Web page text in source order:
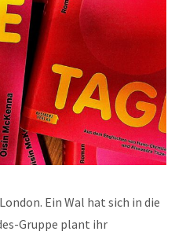
Ein Wal hat sich in die
Gruppe plant ihr